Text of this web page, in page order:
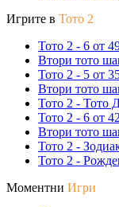
Игрите в Тото 2
Тото 2 - 6 от
Втори тото
Тото 2 - 5 от
Втори тото
Тото 2 - Тото
Тото 2 - 6 от 42
Втори тото
Тото 2 -
Тото 2 -
Моментни Игри